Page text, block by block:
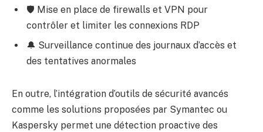
🛡 Mise en place de firewalls et VPN pour
contrôler et limiter les connexions RDP
🔔 Surveillance continue des journaux d’accès et
des tentatives anormales
En outre, l’intégration d’outils de sécurité avancés
comme les solutions proposées par Symantec ou
Kaspersky permet une détection proactive des